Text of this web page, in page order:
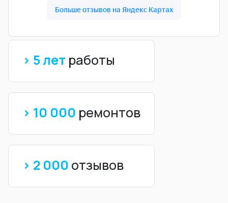
> 5 лет работы
> 10 000 ремонтов
> 2 000 отзывов